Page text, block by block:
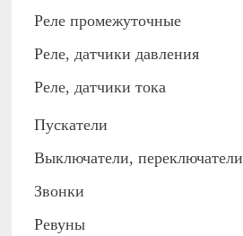
Реле промежуточные
Реле, датчики давления
Реле, датчики тока
Пускатели
Выключатели, переключатели
Звонки
Ревуны